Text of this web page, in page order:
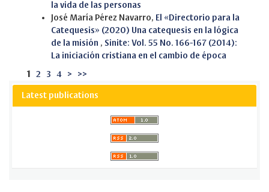
la vida de las personas
José María Pérez Navarro, El «Directorio para la
Catequesis» (2020) Una catequesis en la lógica
de la misión , Sinite: Vol. 55 No. 166-167 (2014):
La iniciación cristiana en el cambio de época
1 2 3 4 > >>
Latest publications